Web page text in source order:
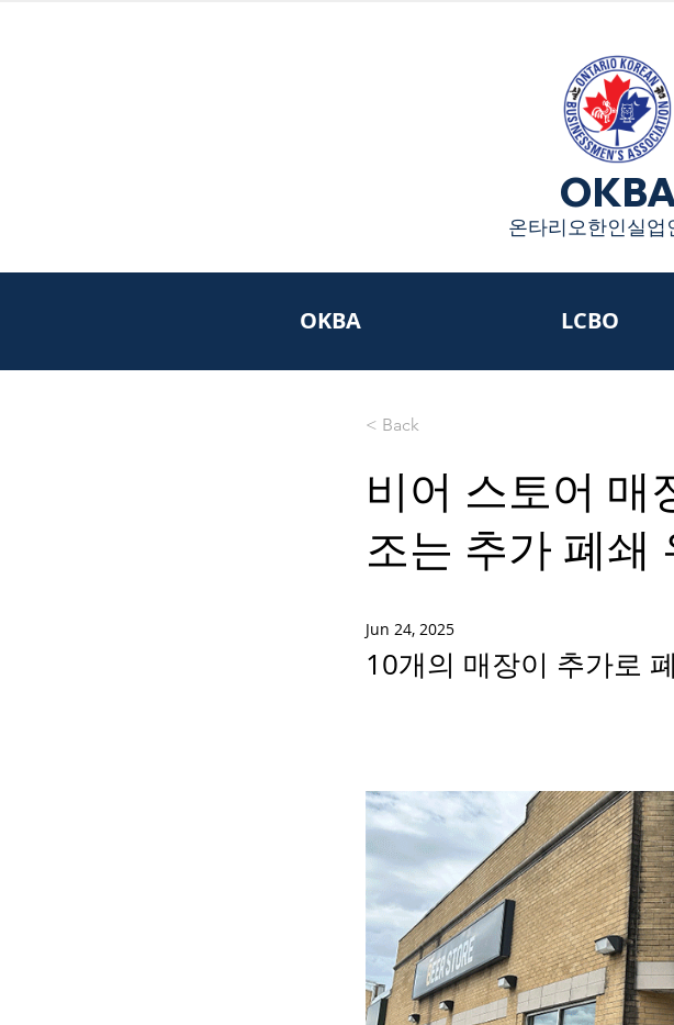
온타리오한인실업
OKBA LCBO
< Back
비어 스토어 매
조는 추가 폐쇄
Jun 24, 2025
10개의 매장이 추가로